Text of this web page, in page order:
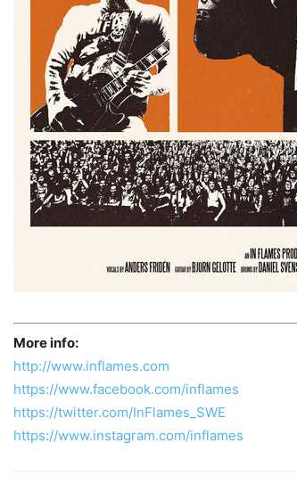
More info:
http://www.inflames.com
https://www.facebook.com/inflames
https://twitter.com/InFlames_SWE
https://www.instagram.com/inflames